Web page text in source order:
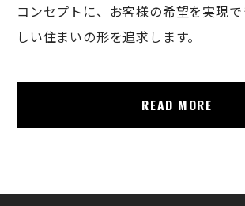
コンセプトに、お客様の希望を実現
しい住まいの形を追求します。
READ MORE